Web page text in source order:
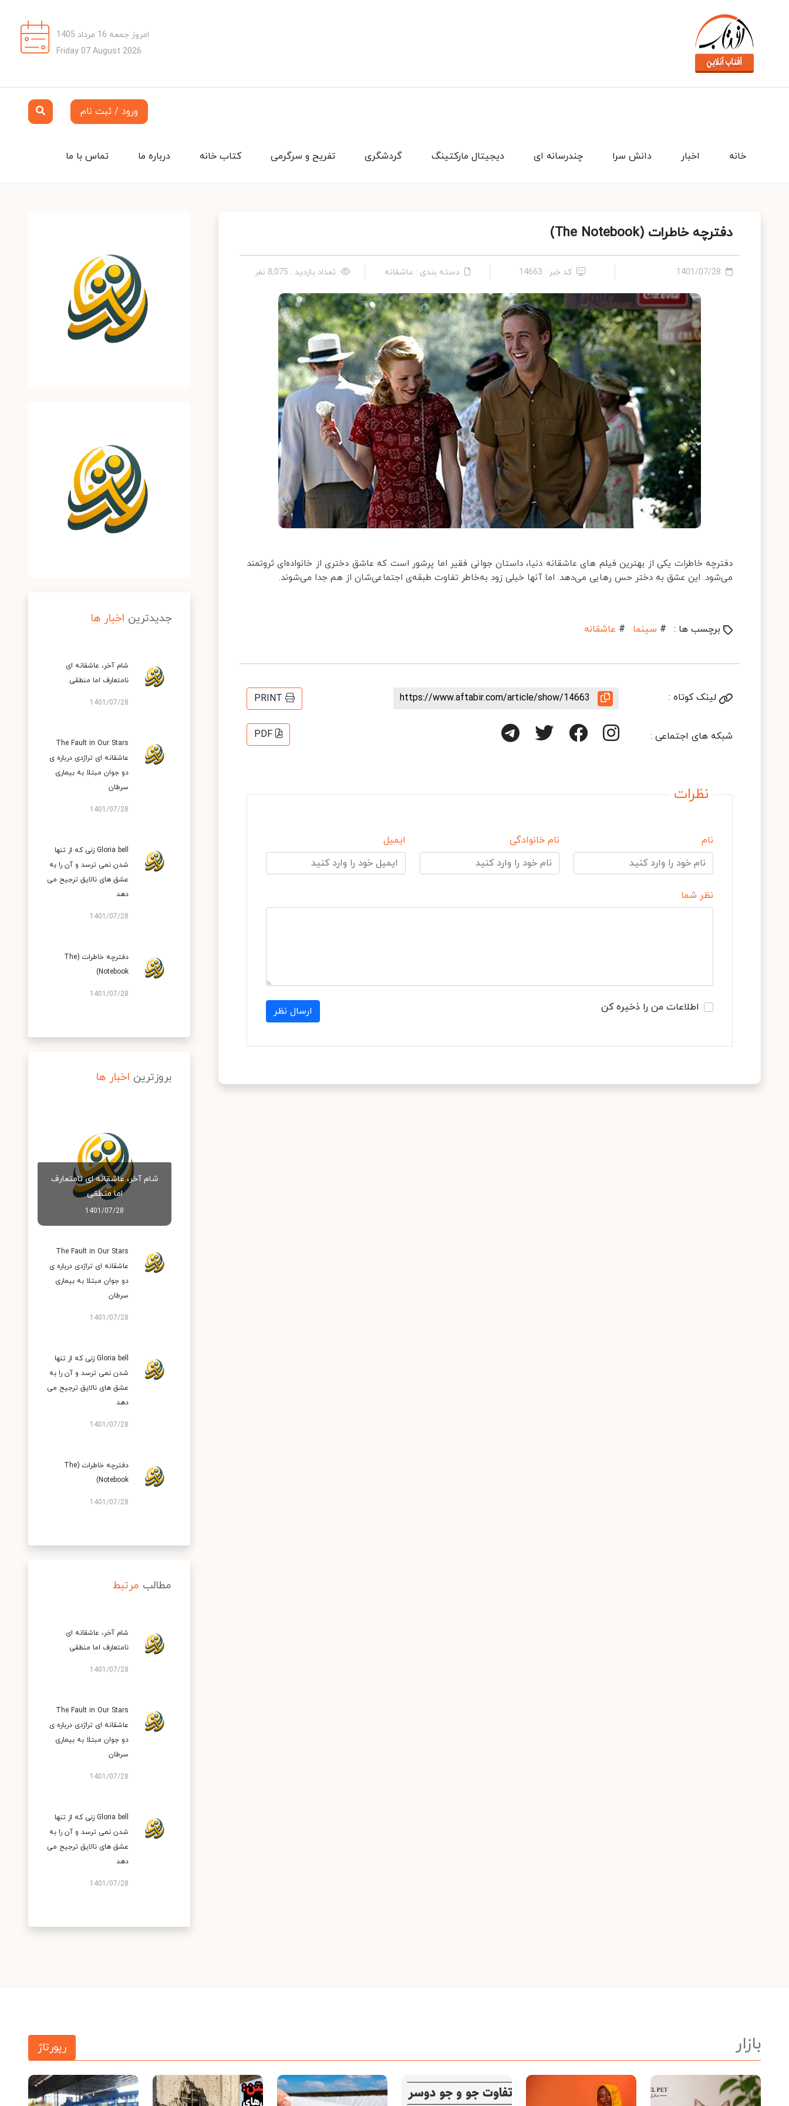
امروز جمعه 16 مرداد 1405
Friday 07 August 2026
ورود / ثبت نام
تماس با ما درباره ما کتاب خانه تفریح و سرگرمی گردشگری دیجیتال مارکتینگ چندرسانه ای دانش سرا اخبار خانه
دفترچه‌ خاطرات (The Notebook)
1401/07/28 کد خبر : 14663 دسته بندی : عاشقانه تعداد بازدید : 8,075 نفر
دفترچه خاطرات یکی از بهترین فیلم های عاشقانه دنیا، داستان جوانی فقیر اما پرشور است که عاشق دختری از خانواده‌ای ثروتمند
می‌شود. این عشق به دختر حس رهایی می‌دهد. اما آنها خیلی زود به‌خاطر تفاوت طبقه‌ی اجتماعی‌شان از هم جدا می‌شوند.
برچسب ها : # سینما # عاشقانه
لینک کوتاه : https://www.aftabir.com/article/show/14663
PRINT
شبکه های اجتماعی : PDF
نظرات
نام نام خانوادگی ایمیل
نظر شما
اطلاعات من را ذخیره کن ارسال نظر
جدیدترین اخبار ها
شام آخر، عاشقانه ای
نامتعارف اما منطقی
1401/07/28
The Fault in Our Stars
عاشقانه ای تراژدی درباره ی
دو جوان مبتلا به بیماری
سرطان
1401/07/28
Gloria bell زنی که از تنها
شدن نمی ترسد و آن را به
عشق های نالایق ترجیح می
دهد
1401/07/28
دفترچه‌ خاطرات (The
Notebook)
1401/07/28
بروزترین اخبار ها
شام آخر، عاشقانه ای نامتعارف
اما منطقی
1401/07/28
The Fault in Our Stars
عاشقانه ای تراژدی درباره ی
دو جوان مبتلا به بیماری
سرطان
1401/07/28
Gloria bell زنی که از تنها
شدن نمی ترسد و آن را به
عشق های نالایق ترجیح می
دهد
1401/07/28
دفترچه‌ خاطرات (The
Notebook)
1401/07/28
مطالب مرتبط
شام آخر، عاشقانه ای
نامتعارف اما منطقی
1401/07/28
The Fault in Our Stars
عاشقانه ای تراژدی درباره ی
دو جوان مبتلا به بیماری
سرطان
1401/07/28
Gloria bell زنی که از تنها
شدن نمی ترسد و آن را به
عشق های نالایق ترجیح می
دهد
1401/07/28
بازار رپورتاژ